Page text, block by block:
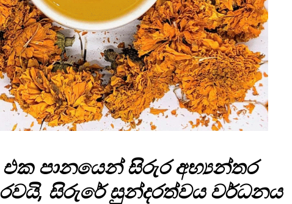
එක පානයෙන් සිරුර අභ්‍යන්තර
සිරුරේ සුන්දරත්වය වර්ධනය